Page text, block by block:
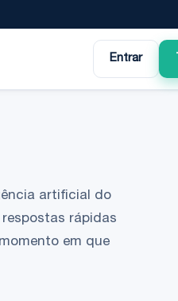
Entrar
artificial do
rápidas
em que